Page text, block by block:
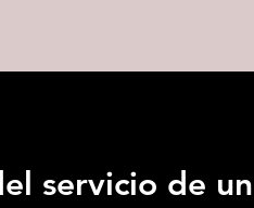
servicio de un